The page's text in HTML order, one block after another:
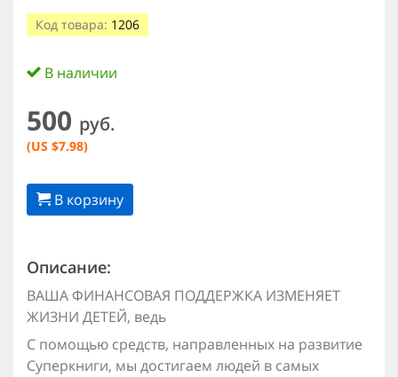
Код товара: 1206
В наличии
500 руб.
(US $7.98)
В корзину
Описание:
ВАША ФИНАНСОВАЯ ПОДДЕРЖКА ИЗМЕНЯЕТ
ЖИЗНИ ДЕТЕЙ, ведь
С помощью средств, направленных на развитие
Суперкниги, мы достигаем людей в самых